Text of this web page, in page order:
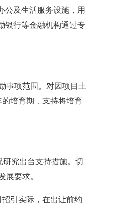
公及生活服务设施，用
银行等金融机构通过专
事项范围。对因项目土
培育期，支持将培育
究出台支持措施。切
展要求。
引实际，在出让前约